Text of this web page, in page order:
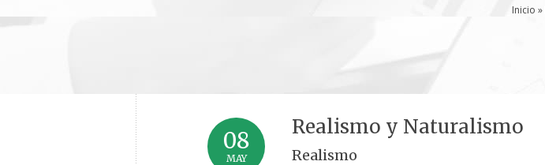
Inicio »
08
MAY
Realismo y Naturalismo
Realismo